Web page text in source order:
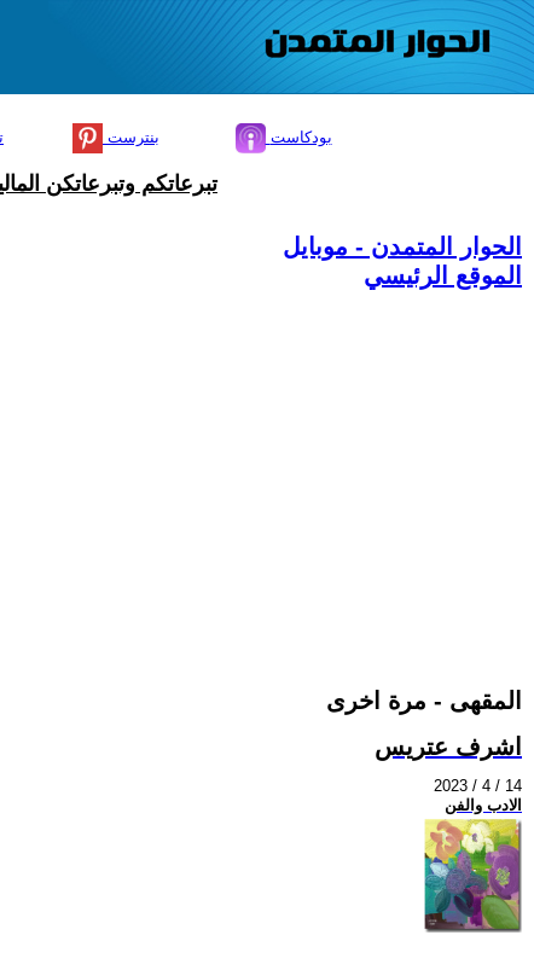
بنترست بودكاست
تبرعاتكم وتبرعاتكن
الحوار المتمدن - موبايل
الموقع الرئيسي
المقهى - مرة اخرى
اشرف عتريس
2023 / 4 / 14
الادب والفن